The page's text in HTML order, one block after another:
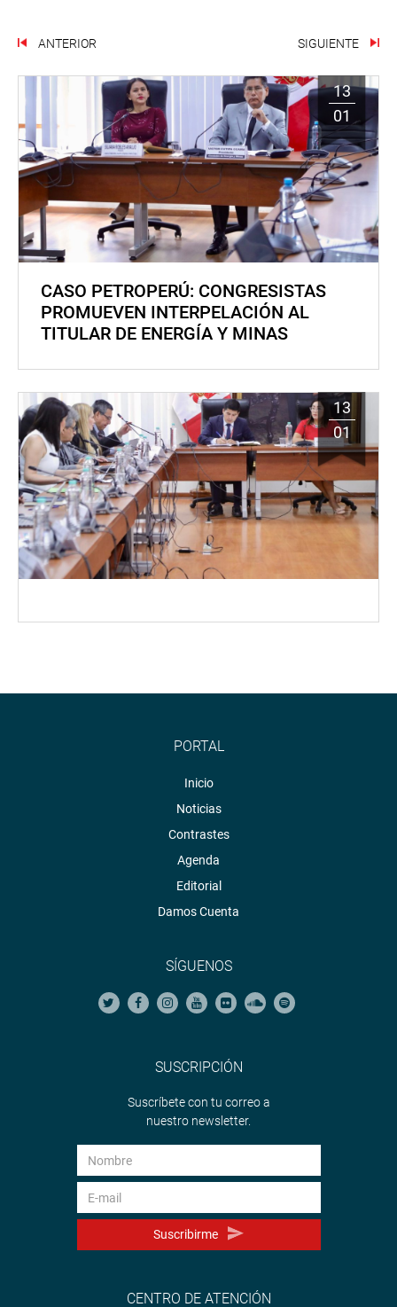
ANTERIOR SIGUIENTE
13
01
CASO PETROPERÚ: CONGRESISTAS
PROMUEVEN INTERPELACIÓN AL
TITULAR DE ENERGÍA Y MINAS
13
01
PORTAL
Inicio
Noticias
Contrastes
Agenda
Editorial
Damos Cuenta
SÍGUENOS
SUSCRIPCIÓN
Suscríbete con tu correo a
nuestro newsletter.
Suscribirme
CENTRO DE ATENCIÓN